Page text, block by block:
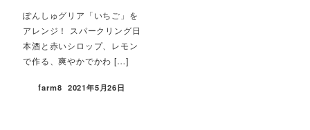
ぽんしゅグリア「いちご」を
アレンジ！ スパークリング日
本酒と赤いシロップ、レモン
で作る、爽やかでかわ […]
farm8 2021年5月26日